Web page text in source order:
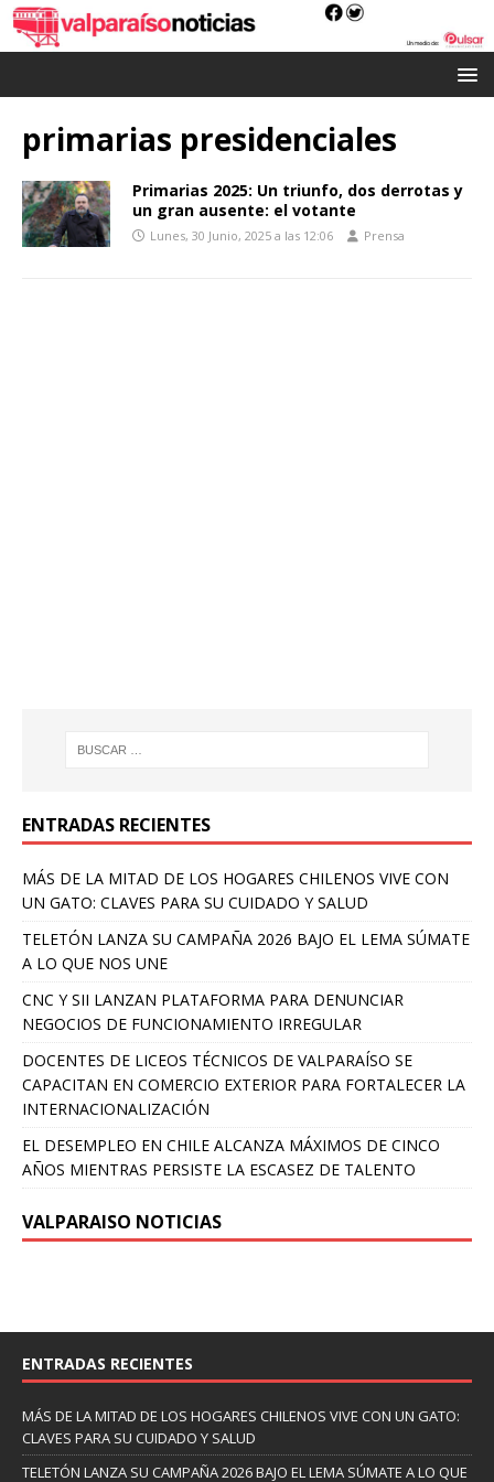
primarias presidenciales
Primarias 2025: Un triunfo, dos derrotas y
un gran ausente: el votante
Lunes, 30 Junio, 2025 a las 12:06 Prensa
ENTRADAS RECIENTES
MÁS DE LA MITAD DE LOS HOGARES CHILENOS VIVE CON
UN GATO: CLAVES PARA SU CUIDADO Y SALUD
TELETÓN LANZA SU CAMPAÑA 2026 BAJO EL LEMA SÚMATE
A LO QUE NOS UNE
CNC Y SII LANZAN PLATAFORMA PARA DENUNCIAR
NEGOCIOS DE FUNCIONAMIENTO IRREGULAR
DOCENTES DE LICEOS TÉCNICOS DE VALPARAÍSO SE
CAPACITAN EN COMERCIO EXTERIOR PARA FORTALECER LA
INTERNACIONALIZACIÓN
EL DESEMPLEO EN CHILE ALCANZA MÁXIMOS DE CINCO
AÑOS MIENTRAS PERSISTE LA ESCASEZ DE TALENTO
VALPARAISO NOTICIAS
ENTRADAS RECIENTES
MÁS DE LA MITAD DE LOS HOGARES CHILENOS VIVE CON UN GATO:
CLAVES PARA SU CUIDADO Y SALUD
TELETÓN LANZA SU CAMPAÑA 2026 BAJO EL LEMA SÚMATE A LO QUE